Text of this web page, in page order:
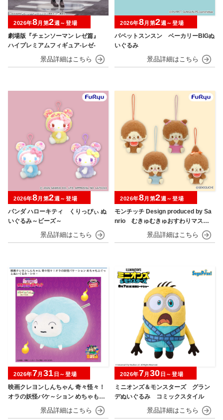
劇場版『チェンソーマン レゼ篇』
ハイプレミアムフィギュア‐レゼ‐
2026年8月第2週～登場
パペットスンスン ベーカリーBIGぬ
いぐるみ
2026年8月第2週～登場
パンダ ハローキティ くりっぴぃ ぬ
いぐるみ～ビーズ～
2026年8月第2週～登場
モンチッチ Design produced by Sa
nrio むきゅむきゅおすわりマスコ
2026年8月第2週～登場
映画クレヨンしんちゃん 奇々怪々！
オラの妖怪バケ～ション めちゃもふ
ぐっとぬいぐるみ シロ
2026年7月 31 日～登場
ミニオンズ＆モンスターズ グラン
デぬいぐるみ コミックスタイル
2026年7月 30 日～登場